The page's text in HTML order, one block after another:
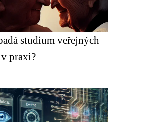
studium veřejných
praxi?